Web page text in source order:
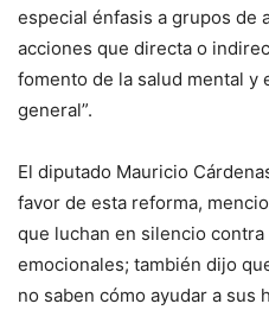
especial énfasis a grupos de
acciones que directa o
fomento de la salud mental y
general”.
El diputado Mauricio
favor de esta reforma,
que luchan en silencio
emocionales; también dijo
no saben cómo ayudar a sus